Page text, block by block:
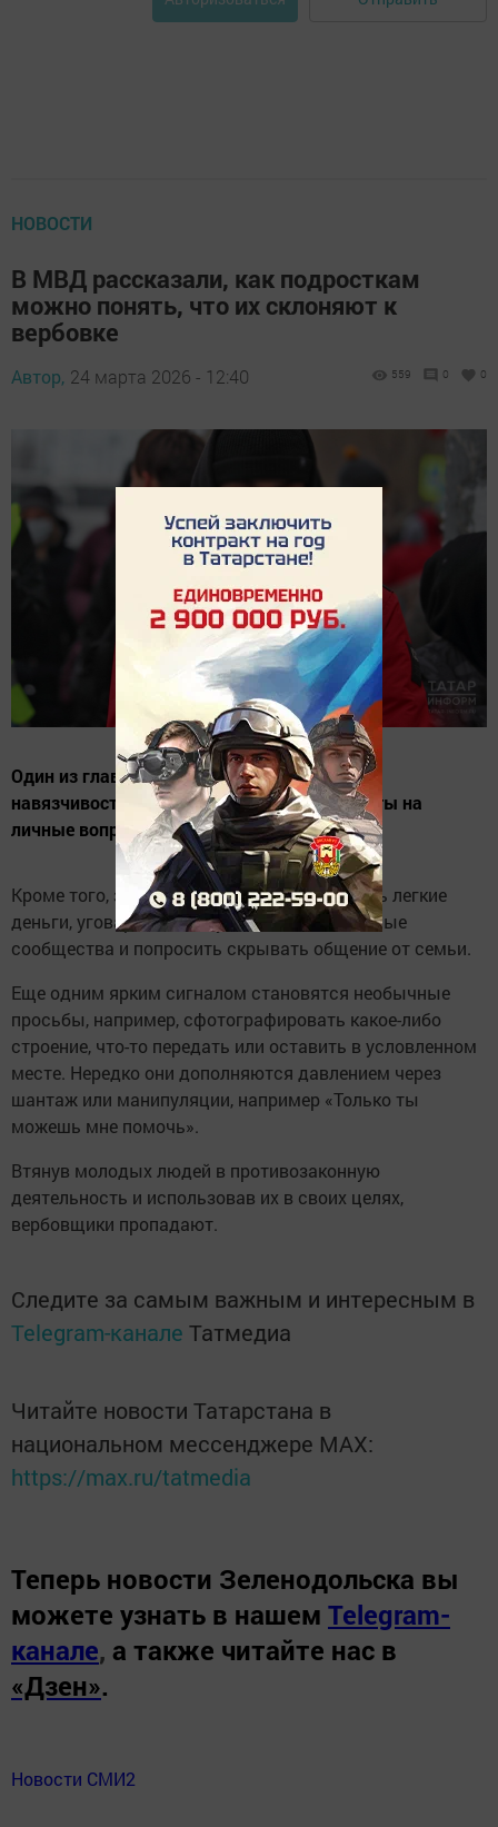
НОВОСТИ
В МВД рассказали, как подросткам
можно понять, что их склоняют к
вербовке
Автор, 24 марта 2026 - 12:40 559 0 0
Один из главных признаков вербовщика –
навязчивость и стремление выведать ответы на
личные вопросы
Кроме того, злоумышленник может обещать легкие
деньги, уговаривать вступить в сомнительные
сообщества и попросить скрывать общение от семьи.
Еще одним ярким сигналом становятся необычные
просьбы, например, сфотографировать какое-либо
строение, что-то передать или оставить в условленном
месте. Нередко они дополняются давлением через
шантаж или манипуляции, например «Только ты
можешь мне помочь».
Втянув молодых людей в противозаконную
деятельность и использовав их в своих целях,
вербовщики пропадают.
Следите за самым важным и интересным в
Telegram-канале Татмедиа
Читайте новости Татарстана в
национальном мессенджере MАХ:
https://max.ru/tatmedia
Теперь новости Зеленодольска вы
можете узнать в нашем Telegram-
канале, а также читайте нас в
«Дзен».
Новости СМИ2